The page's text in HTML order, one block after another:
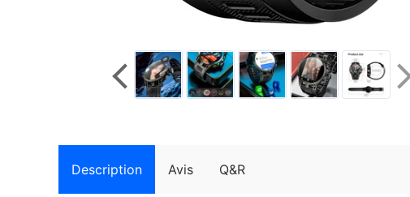
Description Avis Q&R